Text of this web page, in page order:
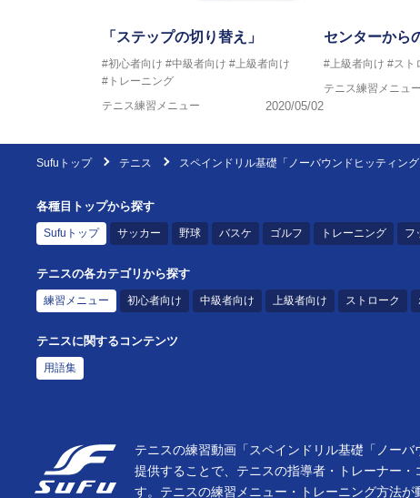
「ステップの切り替え」
#初心者向け #中級者向け #上級者向け
#トレーニング
テニス練習メニュー
2020/05/02
センターから
#上級者向け #スト
テニス練習メニュー
Sufuトップ テニス スペインドリル基礎「ノーバウンドヒッティン
各種目トップから探す
Sufuトップ サッカー 野球 バスケ ゴルフ トレーニング フ
テニスの各カテゴリから探す
練習メニュー 初心者向け 中級者向け 上級者向け ストローク
テニスに関するコンテンツ
用語集
テニスの練習動画「スペインドリル基礎「ノー
提供することで、テニスの指導者・トレーナー
す。テニスの練習メニュー・トレーニング方法が